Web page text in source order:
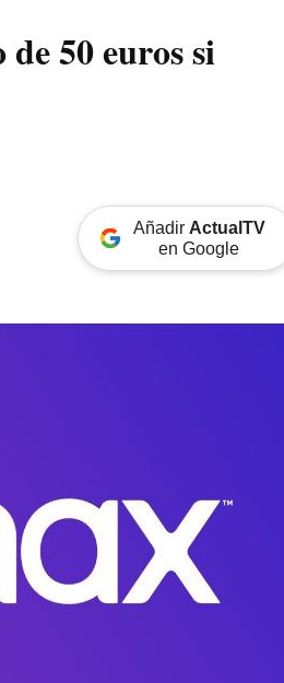
50 euros si
Añadir ActualTV
en Google